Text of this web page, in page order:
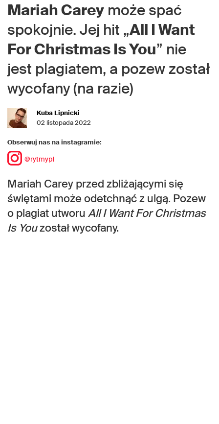
Mariah Carey może spać
spokojnie. Jej hit „All I Want
For Christmas Is You” nie
jest plagiatem, a pozew został
wycofany (na razie)
Kuba Lipnicki
02 listopada 2022
Obserwuj nas na instagramie:
@rytmypl
Mariah Carey przed zbliżającymi się
świętami może odetchnąć z ulgą. Pozew
o plagiat utworu All I Want For Christmas
Is Youzostał wycofany.